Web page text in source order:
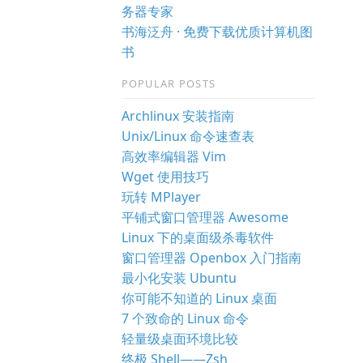
务器专家
书海泛舟 · 免费下载优质计算机图
书
POPULAR POSTS
Archlinux 安装指南
Unix/Linux 命令速查表
高效率编辑器 Vim
Wget 使用技巧
玩转 MPlayer
平铺式窗口管理器 Awesome
Linux 下的桌面级杀毒软件
窗口管理器 Openbox 入门指南
最小化安装 Ubuntu
你可能不知道的 Linux 桌面
7 个致命的 Linux 命令
轻量级桌面环境比较
终极 Shell——Zsh